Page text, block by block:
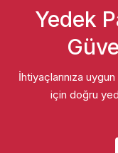
Yedek
İhtiyaçlarınıza
için doğru